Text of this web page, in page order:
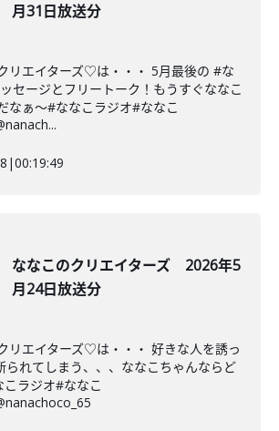
月31日放送分
リエイターズ♡は・・・ 5月最後の #な
セージとフリートーク！もうすぐななこ
なぁ〜#ななこラジオ#ななこ
|00:19:49
ななこのクリエイターズ 2026年5
月24日放送分
リエイターズ♡は・・・ 好きな人を誘っ
られてしまう、、、ななこちゃんならど
ラジオ#ななこ